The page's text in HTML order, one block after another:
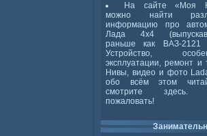
На сайте «Моя
можно найти
информацию про
Лада 4x4
раньше как ВАЗ-2121
Устройство,
эксплуатации, ремонт и
Нивы, видео и фото
обо всём этом
смотрите здесь.
пожаловать!